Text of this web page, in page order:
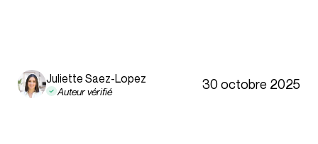
Juliette Saez-Lopez
Auteur vérifié 30 octobre 2025